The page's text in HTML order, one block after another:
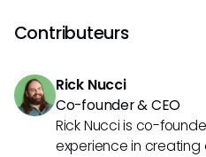
entretiens, et la génération
gestion de la conformité,
modernes.
Contributeurs
Rick Nucci
Co-founder & CEO
Rick Nucci is co-
experience in